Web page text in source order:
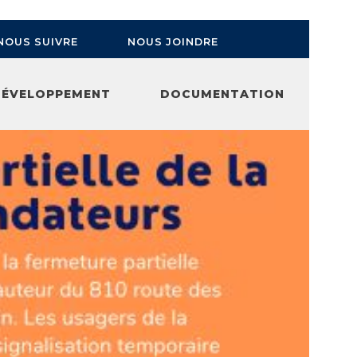
SUIVRE NOUS JOINDRE
DOCUMENTATION